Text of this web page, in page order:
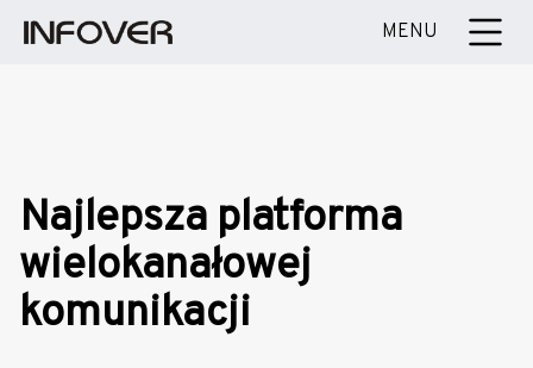
MENU
Najlepsza platforma
wielokanałowej
komunikacji